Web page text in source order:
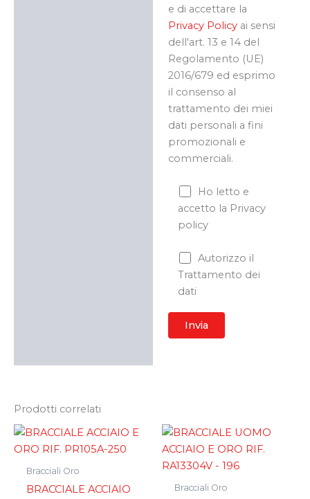
e di accettare la
Privacy Policyai sensi
dell'art. 13 e 14 del
Regolamento (UE)
2016/679 ed esprimo
il consenso al
trattamento dei miei
dati personali a fini
promozionali e
commerciali.
Ho letto e
accetto la Privacy
policy
Autorizzo il
Trattamento dei
dati
Prodotti correlati
Bracciali Oro
BRACCIALE ACCIAIO
Bracciali Oro